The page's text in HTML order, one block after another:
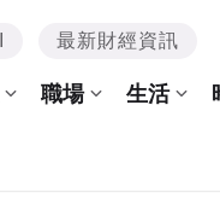
最新財經資訊
職場 生活